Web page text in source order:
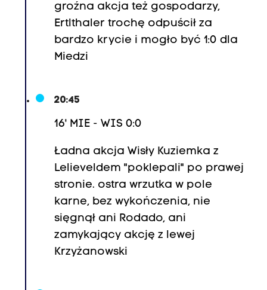
groźna akcja też gospodarzy,
Ertlthaler trochę odpuścił za
bardzo krycie i mogło być 1:0 dla
Miedzi
20:45
16' MIE - WIS 0:0
Ładna akcja Wisły Kuziemka z
Lelieveldem "poklepali" po prawej
stronie. ostra wrzutka w pole
karne, bez wykończenia, nie
sięgnął ani Rodado, ani
zamykający akcję z lewej
Krzyżanowski